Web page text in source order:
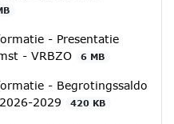
- Presentatie
- VRBZO
6 MB
- Begrotingssaldo
2029
420 KB